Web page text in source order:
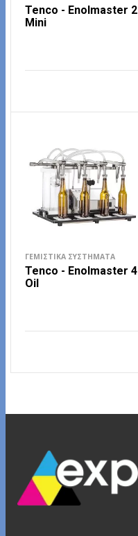
Tenco - Enolmaster 2
Mini
ΓΕΜΙΣΤΙΚΆ ΣΥΣΤΉΜΑΤΑ
Tenco - Enolmaster 4
Oil